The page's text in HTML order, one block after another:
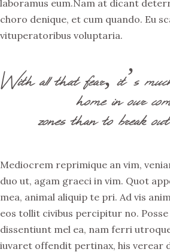
laboramus eum.Nam at dicant
choro denique, et cum quando. Eu
vituperatoribus voluptaria.
With all that fear, it’s
home in our
zones than to break
Mediocrem reprimique an vim,
duo ut, agam graeci in vim. Quot
mea, animal aliquip te pri. Ad vis
eos tollit civibus percipitur no. Posse
dissentiunt mel ea, nam ferri
iuvaret offendit pertinax, his verear